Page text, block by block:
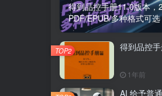
得到品控手册11.0版本，
PDF/EPUB/多种格式可选
得到品控
1年前
TOP2
AI 给予普